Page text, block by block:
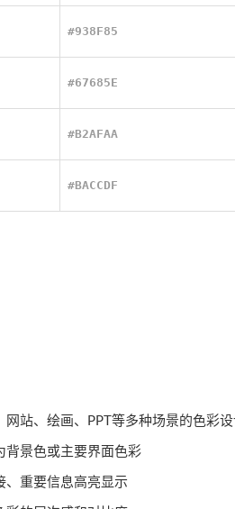
#938F85
#67685E
#B2AFAA
#BACCDF
网站、绘画、PPT等多种场景的色彩
背景色或主要界面色彩
、重要信息高亮显示